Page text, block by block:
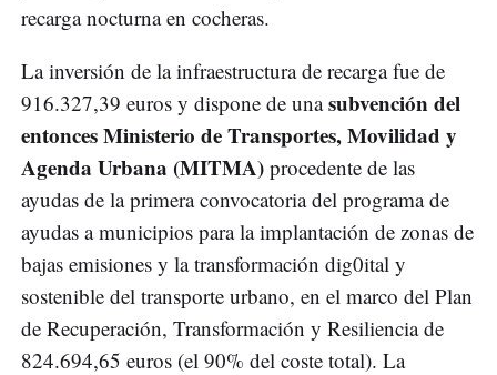
recarga nocturna en cocheras.
La inversión de la infraestructura de recarga fue de
916.327,39 euros y dispone de unasubvención del
entonces Ministerio de Transportes, Movilidad y
Agenda Urbana (MITMA) procedente de las
ayudas de la primera convocatoria del programa de
ayudas a municipios para la implantación de zonas de
bajas emisiones y la transformación dig0ital y
sostenible del transporte urbano, en el marco del Plan
de Recuperación, Transformación y Resiliencia de
824.694,65 euros (el 90% del coste total). La